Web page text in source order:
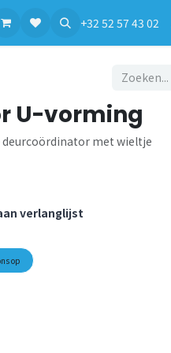
+32 52 57 43 02
U-vorming
met wieltje
verlanglijst
op